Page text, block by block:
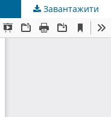
Завантажити